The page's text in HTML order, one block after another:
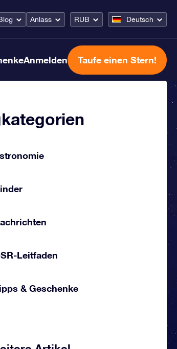
Anlass RUB Deutsch
Anmelden Taufe einen Stern!
Leitfaden
& Geschenke